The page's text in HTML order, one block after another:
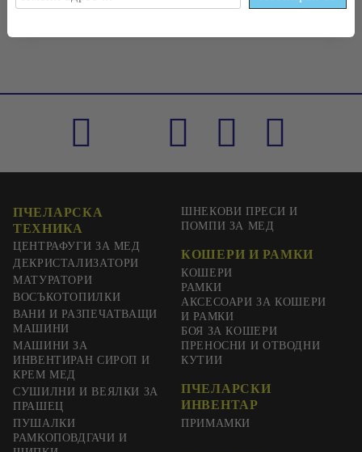
ПЧЕЛАРСКА
ТЕХНИКА
ЦЕНТРАФУГИ ЗА МЕД
ДЕКРИСТАЛИЗАТОРИ
МАТУРАТОРИ
ВОСЪКОТОПИЛКИ
ВАНИ И РАЗПЕЧАТВАЩИ
МАШИНИ
МАШИНИ ЗА
ИНВЕНТИРАН СИРОП И
КРЕМ МЕД
СУШИЛНИ И ВЕЯЛКИ ЗА
ПРАШЕЦ
ШНЕКОВИ ПРЕСИ И
ПОМПИ ЗА МЕД
КОШЕРИ И РАМКИ
КОШЕРИ
РАМКИ
АКСЕСОАРИ ЗА КОШЕРИ
И РАМКИ
БОЯ ЗА КОШЕРИ
ПРЕНОСНИ И ОТВОДНИ
КУТИИ
ПЧЕЛАРСКИ
ИНВЕНТАР
ПУШАЛКИ
РАМКОПОВДГАЧИ И
ПРИМАМКИ